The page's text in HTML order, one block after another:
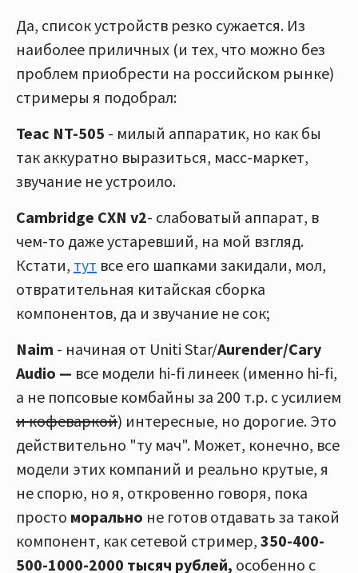
Да, список устройств резко сужается. Из
наиболее приличных (и тех, что можно без
проблем приобрести на российском рынке)
стримеры я подобрал:
Teac NT-505 - милый аппаратик, но как бы
так аккуратно выразиться, масс-маркет,
звучание не устроило.
Cambridge СХN v2- слабоватый аппарат, в
чем-то даже устаревший, на мой взгляд.
Кстати, тут все его шапками закидали, мол,
отвратительная китайская сборка
компонентов, да и звучание не сок;
Naim - начиная от Uniti Star/Aurender/Cary
Audio — все модели hi-fi линеек (именно hi-fi,
а не попсовые комбайны за 200 т.р. с усилием
и кофеваркой) интересные, но дорогие. Это
действительно "ту мач". Может, конечно, все
модели этих компаний и реально крутые, я
не спорю, но я, откровенно говоря, пока
просто морально не готов отдавать за такой
компонент, как сетевой стример, 350-400-
500-1000-2000 тысяч рублей, особенно с